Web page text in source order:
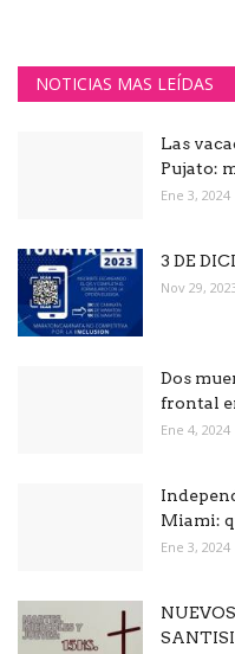
NOTICIAS MAS LEÍDAS
Las
Pujato:
Ene 3, 2024
3 DE
Nov 29,
Dos
frontal
Ene 4, 2024
Miami:
Ene 3, 2024